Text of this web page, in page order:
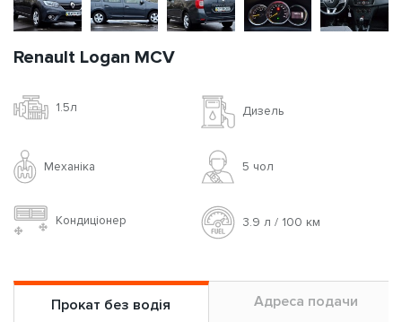
Renault Logan MCV
1.5л Дизель
Механіка 5 чoл
Кондиціонер 3.9 л / 100 км
Прокат без водія Адреса подачи